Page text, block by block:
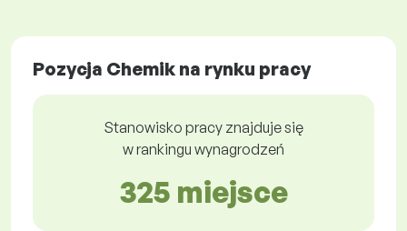
Pozycja Chemik na rynku pracy
Stanowisko pracy znajduje się
w rankingu wynagrodzeń
325 miejsce